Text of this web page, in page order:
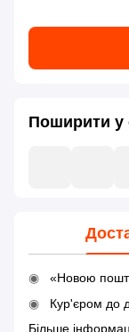
Поширити у
«Новою
Кур'єром до
Більше